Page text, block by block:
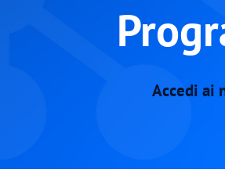
Accedi ai